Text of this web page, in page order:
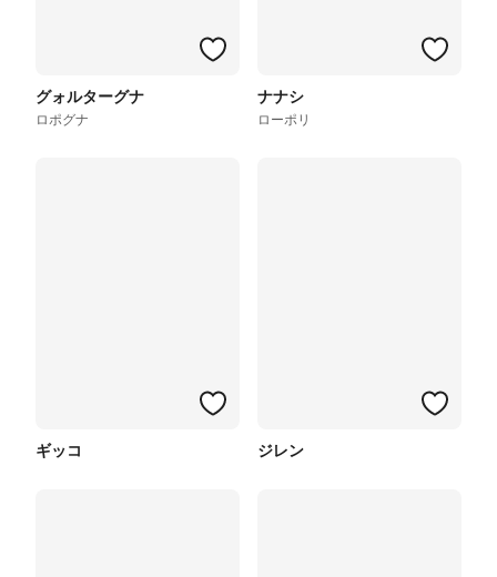
グォルターグナ
ロポグナ
ナナシ
ローポリ
ギッコ ジレン